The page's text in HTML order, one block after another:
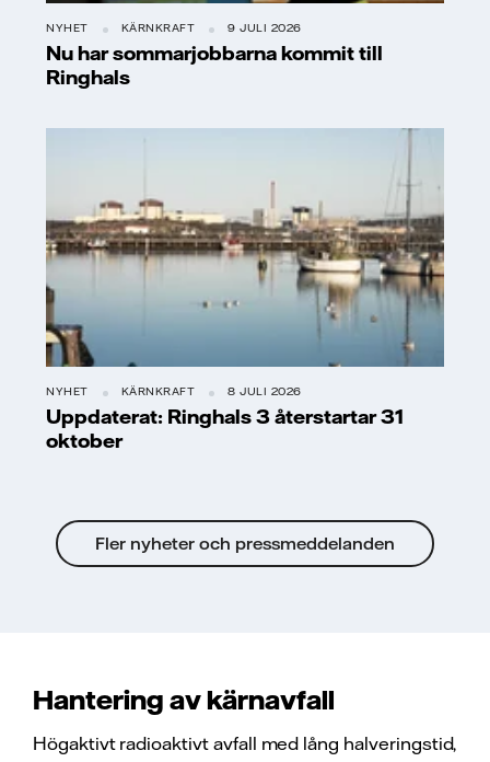
NYHET KÄRNKRAFT 9 JULI 2026
Nu har sommarjobbarna kommit till
Ringhals
NYHET KÄRNKRAFT 8 JULI 2026
Uppdaterat: Ringhals 3 återstartar 31
oktober
Fler nyheter och pressmeddelanden
Hantering av kärnavfall
Högaktivt radioaktivt avfall med lång halveringstid,